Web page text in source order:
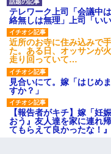
テレワーク上司「会議中
絡無しは無理」上司「い
近所のお寺に住み込みで
た。ある日、オッサンが
走り回っていて…
見合いにて。嫁「はじめ
すか？」
【報告者がキチ】嫁「妊
おう』友人達を家に連れ
てもらえて良かったな！